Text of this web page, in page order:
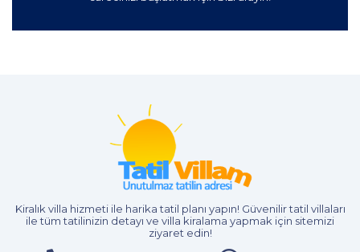
Kiralık villa hizmetiile harika tatil planı yapın! Güvenilir tatil villaları
ile tüm tatilinizin detayı ve villa kiralama yapmak için sitemizi
ziyaret edin!